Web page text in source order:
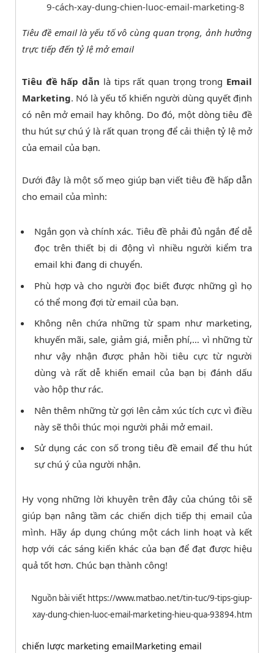
9-cách-xay-dung-chien-luoc-email-marketing-8
Tiêu đề email là yếu tố vô cùng quan trọng, ảnh hưởng
trực tiếp đến tỷ lệ mở email
Tiêu đề hấp dẫn là tips rất quan trọng trong Email
Marketing. Nó là yếu tố khiến người dùng quyết định
có nên mở email hay không. Do đó, một dòng tiêu đề
thu hút sự chú ý là rất quan trọng để cải thiện tỷ lệ mở
của email của bạn.
Dưới đây là một số mẹo giúp bạn viết tiêu đề hấp dẫn
cho email của mình:
Ngắn gọn và chính xác. Tiêu đề phải đủ ngắn để dễ
đọc trên thiết bị di động vì nhiều người kiểm tra
email khi đang di chuyển.
Phù hợp và cho người đọc biết được những gì họ
có thể mong đợi từ email của bạn.
Không nên chứa những từ spam như marketing,
khuyến mãi, sale, giảm giá, miễn phí,… vì những từ
như vậy nhận được phản hồi tiêu cực từ người
dùng và rất dễ khiến email của bạn bị đánh dấu
vào hộp thư rác.
Nên thêm những từ gợi lên cảm xúc tích cực vì điều
này sẽ thôi thúc mọi người phải mở email.
Sử dụng các con số trong tiêu đề email để thu hút
sự chú ý của người nhận.
Hy vọng những lời khuyên trên đây của chúng tôi sẽ
giúp bạn nâng tầm các chiến dịch tiếp thị email của
mình. Hãy áp dụng chúng một cách linh hoạt và kết
hợp với các sáng kiến khác của bạn để đạt được hiệu
quả tốt hơn. Chúc bạn thành công!
Nguồn bài viết https://www.matbao.net/tin-tuc/9-tips-giup-
xay-dung-chien-luoc-email-marketing-hieu-qua-93894.htm
chiến lược marketing emailMarketing email